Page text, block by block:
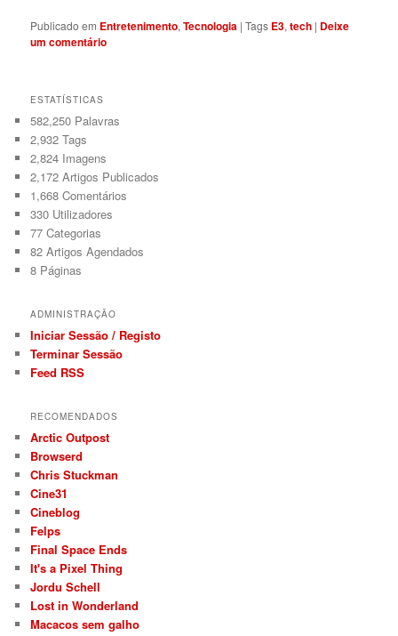
Publicado em Entretenimento,Tecnologia |Tags E3,tech | Deixe
um comentário
ESTATÍSTICAS
582,250 Palavras
2,932 Tags
2,824 Imagens
2,172 Artigos Publicados
1,668 Comentários
330 Utilizadores
77 Categorias
82 Artigos Agendados
8 Páginas
ADMINISTRAÇÃO
Iniciar Sessão / Registo
Terminar Sessão
Feed RSS
RECOMENDADOS
Arctic Outpost
Browserd
Chris Stuckman
Cine31
Cineblog
Felps
Final Space Ends
It's a Pixel Thing
Jordu Schell
Lost in Wonderland
Macacos sem galho